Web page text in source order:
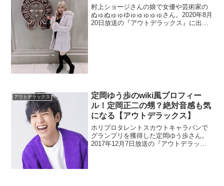
村上ショージさんの娘で女優や芸術家の
ぬゅぬゅゅゆゅゅゅゅゅさん。2020年8月
20日放送の『アウトデラックス』に出
アウトデラックス
定岡ゆう歩のwiki風プロフィー
ル！定岡正二の甥？絶対音感も気
になる【アウトデラックス】
ホリプロタレントスカウトキャラバンで
グランプリを獲得した定岡ゆう歩さん。
2017年12月7日放送の『アウトデラック